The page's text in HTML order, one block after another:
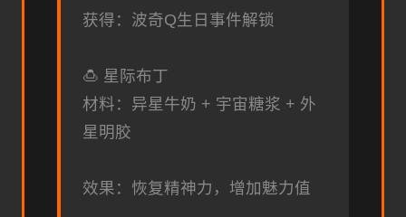
获得：波奇Q生日事件解锁
🍮 星际布丁
材料：异星牛奶 + 宇宙糖浆 + 外
星明胶
效果：恢复精神力，增加魅力值